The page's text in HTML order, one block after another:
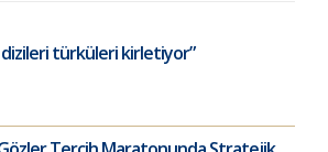
türküleri kirletiyor”